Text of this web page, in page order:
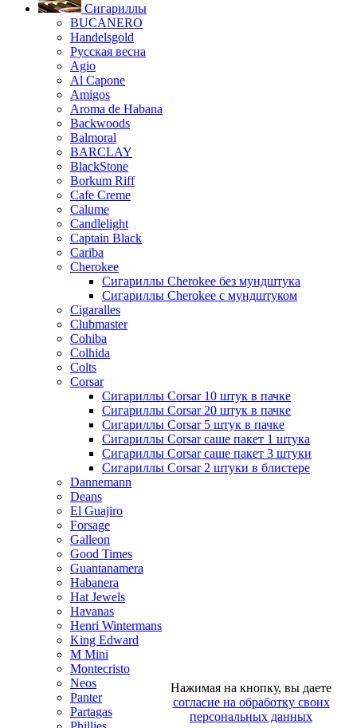
Нажимая на кнопку, вы даете
согласие на обработку своих
персональных данных
Сигариллы
BUCANERO
Handelsgold
Русская весна
Agio
Al Capone
Amigos
Aroma de Habana
Backwoods
Balmoral
BARCLAY
BlackStone
Borkum Riff
Cafe Creme
Calume
Candlelight
Captain Black
Cariba
Cherokee
Сигариллы Cherokee без мундштука
Сигариллы Cherokee с мундштуком
Cigaralles
Clubmaster
Cohiba
Colhida
Colts
Corsar
Сигариллы Corsar 10 штук в пачке
Сигариллы Corsar 20 штук в пачке
Сигариллы Corsar 5 штук в пачке
Сигариллы Corsar саше пакет 1 штука
Сигариллы Corsar саше пакет 3 штуки
Сигариллы Corsar 2 штуки в блистере
Dannemann
Deans
El Guajiro
Forsage
Galleon
Good Times
Guantanamera
Habanera
Hat Jewels
Havanas
Henri Wintermans
King Edward
M Mini
Montecristo
Neos
Panter
Partagas